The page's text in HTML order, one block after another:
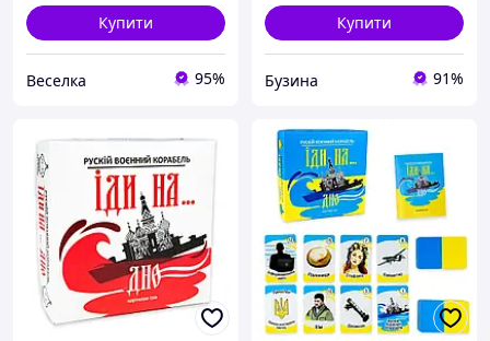
Купити
Веселка 95%
Купити
Бузина 91%